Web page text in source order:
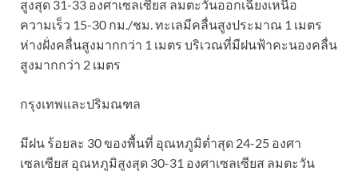
สูงสุด 31-33 องศาเซลเซียส ลมตะวันออกเฉียงเหนือ
ความเร็ว 15-30 กม./ชม. ทะเลมีคลื่นสูงประมาณ 1 เมตร
ห่างฝั่งคลื่นสูงมากกว่า 1 เมตร บริเวณที่มีฝนฟ้าคะนองคลื่น
สูงมากกว่า 2 เมตร
กรุงเทพและปริมณฑล
มีฝน ร้อยละ 30 ของพื้นที่ อุณหภูมิต่ำสุด 24-25 องศา
เซลเซียส อุณหภูมิสูงสุด 30-31 องศาเซลเซียส ลมตะวัน